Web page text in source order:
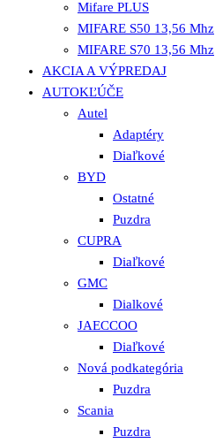
Mifare PLUS
MIFARE S50 13,56 Mhz
MIFARE S70 13,56 Mhz
AKCIA A VÝPREDAJ
AUTOKĽÚČE
Autel
Adaptéry
Diaľkové
BYD
Ostatné
Puzdra
CUPRA
Diaľkové
GMC
Dialkové
JAECCOO
Diaľkové
Nová podkategória
Puzdra
Scania
Puzdra